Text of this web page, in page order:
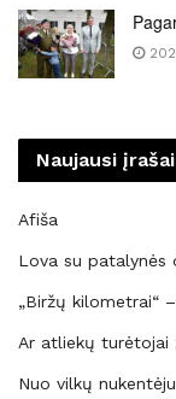
Naujausi įrašai
Afiša
Lova su patalynės
„Biržų kilometrai“
Ar atliekų turėtojai
Nuo vilkų